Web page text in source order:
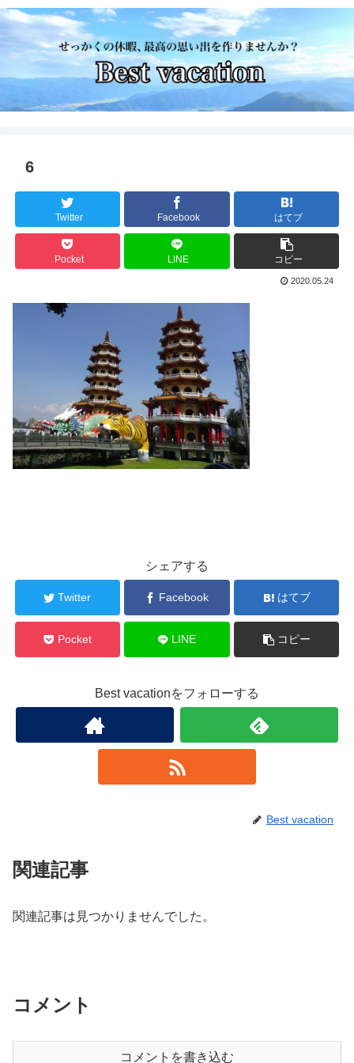
6
Twitter Facebook はてブ
Pocket LINE コピー
2020.05.24
シェアする
Twitter Facebook はてブ
Pocket LINE コピー
Best vacationをフォローする
Best vacation
関連記事
関連記事は見つかりませんでした。
コメント
コメントを書き込む